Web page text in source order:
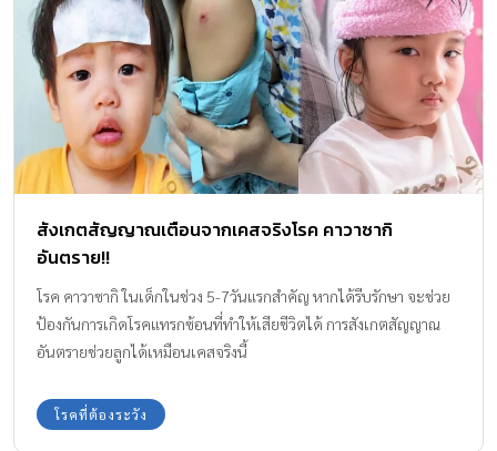
สังเกตสัญญาณเตือนจากเคสจริงโรค คาวาซากิ
อันตราย!!
โรค คาวาซากิ ในเด็กในช่วง 5-7วันแรกสำคัญ หากได้รีบรักษา จะช่วย
ป้องกันการเกิดโรคแทรกซ้อนที่ทำให้เสียชีวิตได้ การสังเกตสัญญาณ
อันตรายช่วยลูกได้เหมือนเคสจริงนี้
โรคที่ต้องระวัง